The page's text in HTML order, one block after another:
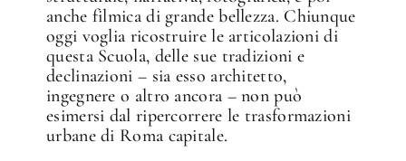
anche filmica di grande bellezza. Chiunque
oggi voglia ricostruire le articolazioni di
questa Scuola, delle sue tradizioni e
declinazioni – sia esso architetto,
ingegnere o altro ancora – non può
esimersi dal ripercorrere le trasformazioni
urbane di Roma capitale.